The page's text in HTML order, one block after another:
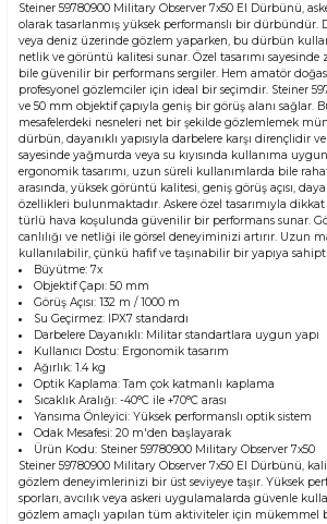
Steiner 59780900 Military Observer 7x50 El Dürbünü,
olarak tasarlanmış yüksek performanslı bir dürbündür.
veya deniz üzerinde gözlem yaparken, bu dürbün
netlik ve görüntü kalitesi sunar. Özel tasarımı
bile güvenilir bir performans sergiler. Hem amatör
profesyonel gözlemciler için ideal bir seçimdir. Steiner
ve 50 mm objektif çapıyla geniş bir görüş alanı sağlar.
mesafelerdeki nesneleri net bir şekilde gözlemlemek
dürbün, dayanıklı yapısıyla darbelere karşı dirençlidir
sayesinde yağmurda veya su kıyısında kullanıma
ergonomik tasarımı, uzun süreli kullanımlarda bile
arasında, yüksek görüntü kalitesi, geniş görüş açısı,
özellikleri bulunmaktadır. Askere özel tasarımıyla
türlü hava koşulunda güvenilir bir performans sunar.
canlılığı ve netliği ile görsel deneyiminizi artırır. Uzun
kullanılabilir, çünkü hafif ve taşınabilir bir yapıya
Büyütme: 7x
Objektif Çapı: 50 mm
Görüş Açısı: 132 m / 1000 m
Su Geçirmez: IPX7 standardı
Darbelere Dayanıklı: Militar standartlara uygun yapı
Kullanıcı Dostu: Ergonomik tasarım
Ağırlık: 1.4 kg
Optik Kaplama: Tam çok katmanlı kaplama
Sıcaklık Aralığı: -40°C ile +70°C arası
Yansıma Önleyici: Yüksek performanslı optik sistem
Odak Mesafesi: 20 m'den başlayarak
Ürün Kodu: Steiner 59780900 Military Observer 7x50
Steiner 59780900 Military Observer 7x50 El Dürbünü,
gözlem deneyimlerinizi bir üst seviyeye taşır. Yüksek
sporları, avcılık veya askeri uygulamalarda güvenle
gözlem amaçlı yapılan tüm aktiviteler için mükemmel